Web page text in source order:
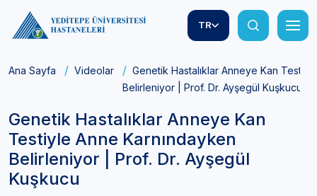
TR
Ana Sayfa Videolar
Genetik Hastalıklar Anneye Kan
Belirleniyor | Prof. Dr. Ayşegül Kuşkucu
Genetik Hastalıklar Anneye Kan
Testiyle Anne Karnındayken
Belirleniyor | Prof. Dr. Ayşegül
Kuşkucu